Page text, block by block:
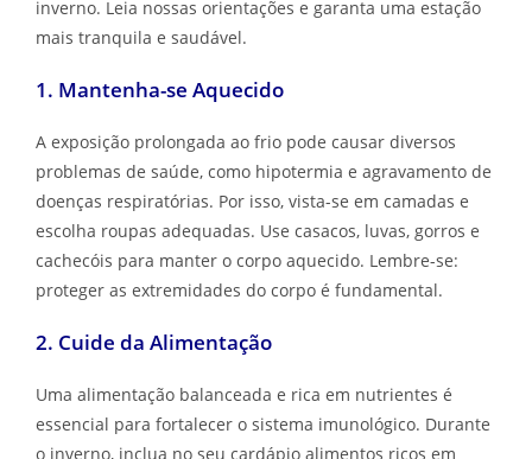
algumas dicas valiosas para você se cuidar durante o
inverno. Leia nossas orientações e garanta uma estação
mais tranquila e saudável.
1. Mantenha-se Aquecido
A exposição prolongada ao frio pode causar diversos
problemas de saúde, como hipotermia e agravamento de
doenças respiratórias. Por isso, vista-se em camadas e
escolha roupas adequadas. Use casacos, luvas, gorros e
cachecóis para manter o corpo aquecido. Lembre-se:
proteger as extremidades do corpo é fundamental.
2. Cuide da Alimentação
Uma alimentação balanceada e rica em nutrientes é